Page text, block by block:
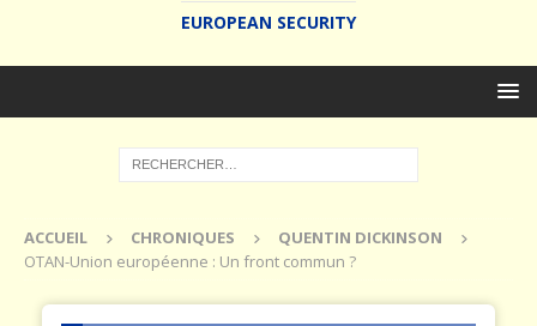
EUROPEAN SECURITY
ACCUEIL CHRONIQUES
QUENTIN DICKINSON
OTAN-Union européenne : Un front commun ?